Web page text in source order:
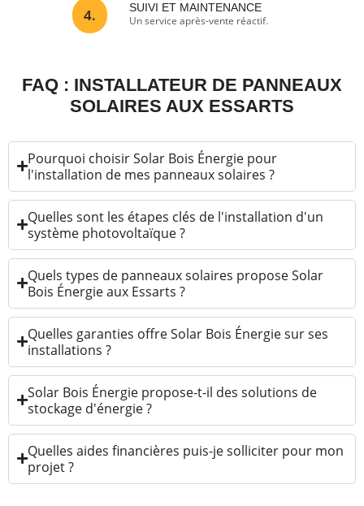
4. SUIVI ET MAINTENANCE
Un service après-vente réactif.
FAQ : INSTALLATEUR DE PANNEAUX
SOLAIRES AUX ESSARTS
Pourquoi choisir Solar Bois Énergie pour
l'installation de mes panneaux solaires ?
Quelles sont les étapes clés de l'installation d'un
système photovoltaïque ?
Quels types de panneaux solaires propose Solar
Bois Énergie aux Essarts ?
Quelles garanties offre Solar Bois Énergie sur ses
installations ?
Solar Bois Énergie propose-t-il des solutions de
stockage d'énergie ?
Quelles aides financières puis-je solliciter pour mon
projet ?